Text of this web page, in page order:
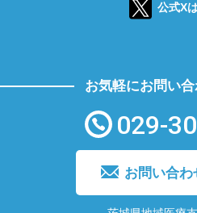
公式X
お気軽にお問い
029-
お問い合わ